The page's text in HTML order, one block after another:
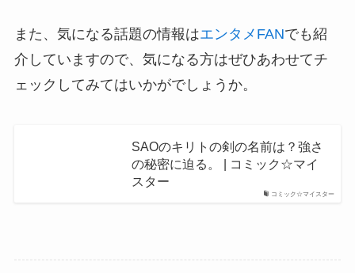
また、気になる話題の情報はエンタメFANでも紹
介していますので、気になる方はぜひあわせてチ
ェックしてみてはいかがでしょうか。
コミック☆マイスター
SAOのキリトの剣の名前は？強さ
の秘密に迫る。 | コミック☆マイ
スター